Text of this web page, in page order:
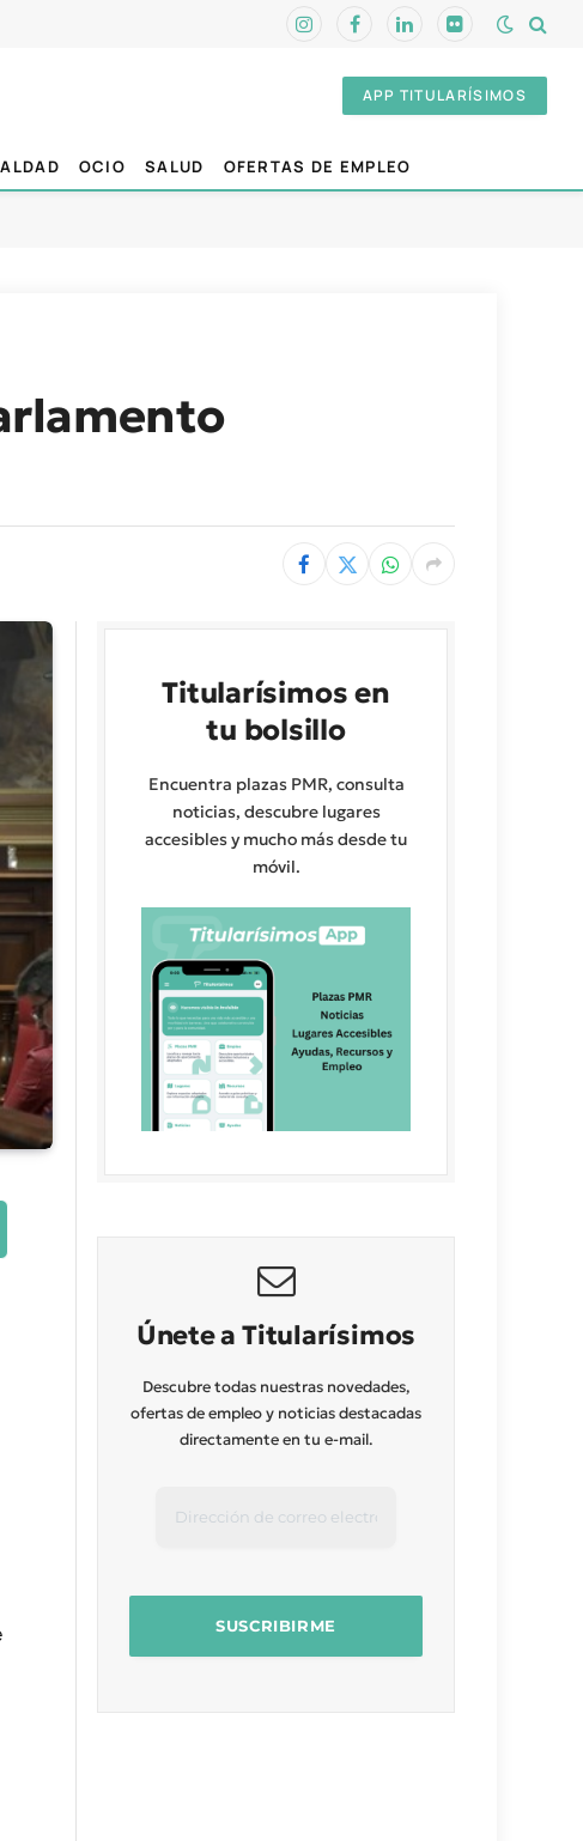
InstagramFacebookLinkedInFlickr
APP TITULARÍSIMOS
OCIO SALUD OFERTAS DE EMPLEO
Titularísimos en
tu bolsillo
Encuentra plazas PMR, consulta
noticias, descubre lugares
accesibles y mucho más desde tu
móvil.
Únete a Titularísimos
Descubre todas nuestras novedades,
ofertas de empleo y noticias destacadas
directamente en tu e-mail.